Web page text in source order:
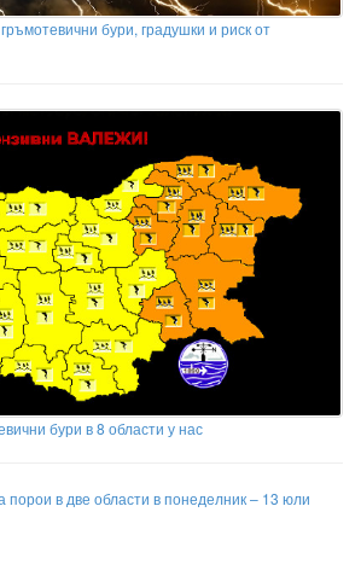
бури, градушки и риск от
бури в 8 области у нас
порои в две области в понеделник – 13 юли